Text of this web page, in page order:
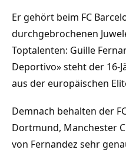
Er gehört beim FC
durchgebrochenen
Toptalenten: Guille
Deportivo» steht der 16-
aus der europäischen
Demnach behalten der
Dortmund, Manchester
von Fernandez sehr